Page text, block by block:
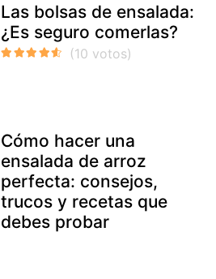
Las bolsas de ensalada:
¿Es seguro comerlas?
Cómo hacer una
ensalada de arroz
perfecta: consejos,
trucos y recetas que
debes probar